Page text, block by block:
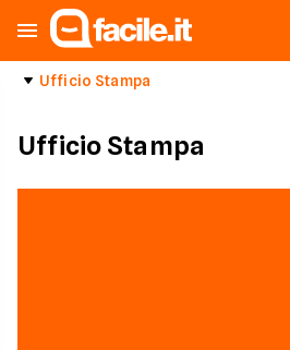
Ufficio Stampa
Ufficio Stampa